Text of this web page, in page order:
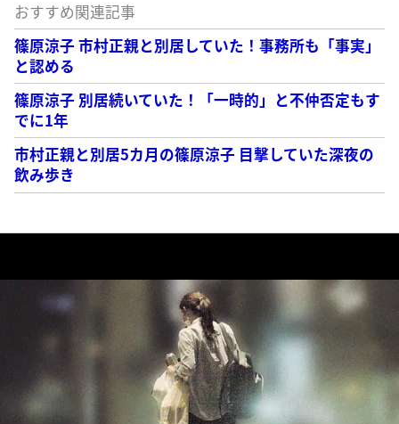
おすすめ関連記事
篠原涼子 市村正親と別居していた！事務所も「事実」
と認める
篠原涼子 別居続いていた！「一時的」と不仲否定もす
でに1年
市村正親と別居5カ月の篠原涼子 目撃していた深夜の
飲み歩き